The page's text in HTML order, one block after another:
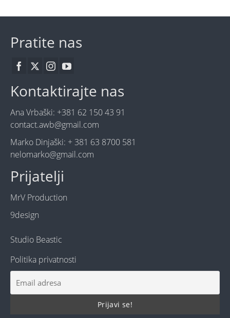
Pratite nas
Kontaktirajte nas
Ana Vrbaški: +381 62 150 43 91
contact.awb@gmail.com
Marko Dinjaški: + 381 63 8700 581
nelomarko@gmail.com
Prijatelji
MrV Production
9design
Studio Beastic
Politika privatnosti